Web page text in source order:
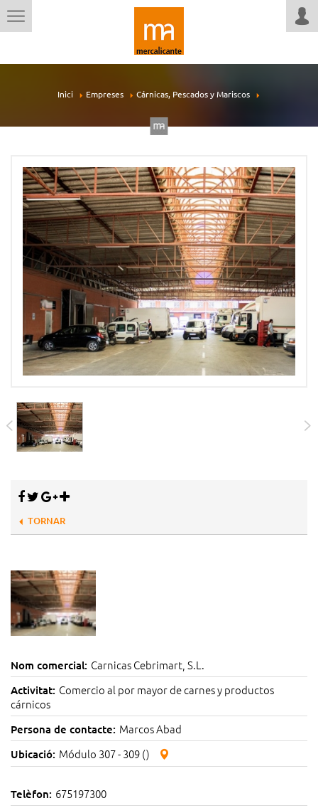
Inici Empreses Cárnicas, Pescados y Mariscos
TORNAR
Nom comercial: Carnicas Cebrimart, S.L.
Activitat: Comercio al por mayor de carnes y productos
cárnicos
Persona de contacte: Marcos Abad
Ubicació: Módulo 307 - 309 ()
Telèfon: 675197300